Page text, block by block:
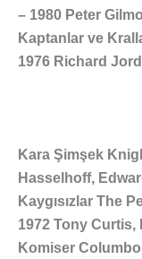
– 1980 Peter
Kaptanlar ve
1976 Richard
Kara Şimşek
Hasselhoff,
Kaygısızlar The
1972 Tony Curtis,
Komiser